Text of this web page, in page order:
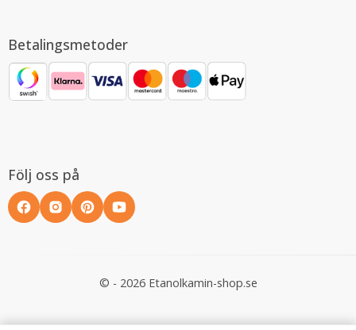
Betalingsmetoder
Följ oss på
© - 2026 Etanolkamin-shop.se